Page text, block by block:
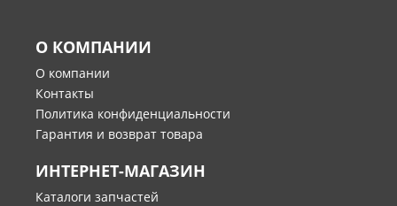
О КОМПАНИИ
О компании
Контакты
Политика конфиденциальности
Гарантия и возврат товара
ИНТЕРНЕТ-МАГАЗИН
Каталоги запчастей